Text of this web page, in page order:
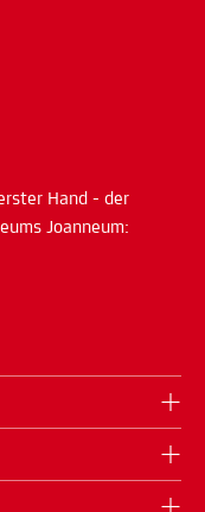
Hand - der
Joanneum: